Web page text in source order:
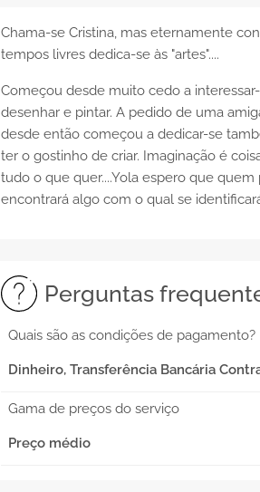
Chama-se Cristina, mas eternamente
tempos livres dedica-se às "artes"....
Começou desde muito cedo a
desenhar e pintar. A pedido de uma
desde então começou a dedicar-se
ter o gostinho de criar. Imaginação é
tudo o que quer....Yola espero que
encontrará algo com o qual se
Perguntas
Quais são as condições de pagamento?
Dinheiro, Transferência Bancária
Gama de preços do serviço
Preço médio